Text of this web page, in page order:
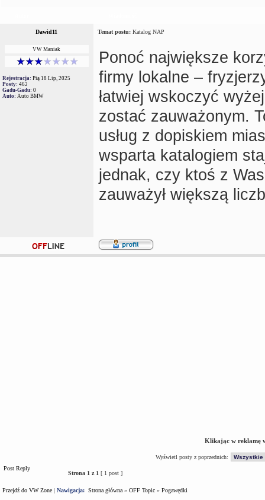
Dawid11 Temat postu: Katalog NAP
VW Maniak
Rejestracja: Pią 18 Lip, 2025
Posty: 462
Gadu-Gadu: 0
Auto: Auto BMW
Ponoć największe
firmy lokalne –
łatwiej wskoczyć
zostać zauważonym.
usług z dopiskiem
wsparta katalogiem
jednak, czy ktoś z
zauważył większą
Klikając w reklamę
Wyświetl posty z poprzednich:
Post Reply
Strona 1 z 1 [ 1 post ]
Przejdź do VW Zone | Nawigacja: Strona główna » OFF Topic » Pogawędki